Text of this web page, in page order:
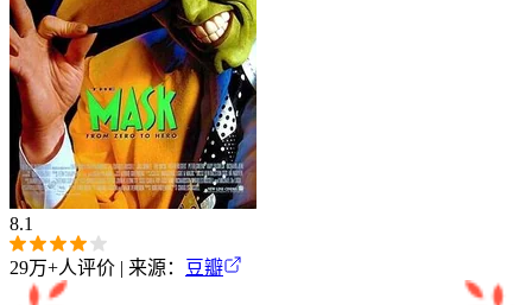
8.1
29万+人评价 | 来源： 豆瓣